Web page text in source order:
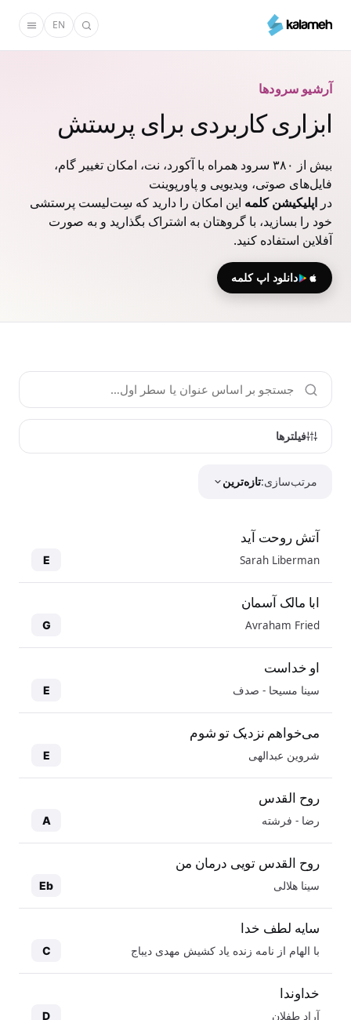
محتوای
EN
آرشیو سرودها
ابزاری کاربردی برای پرستش
بیش از ۳۸۰ سرود همراه با آکورد، نت، امکان تغییر گام،
فایل‌های صوتی، ویدیویی و پاورپوینت
در اپلیکیشن کلمه این امکان را دارید که سِت‌لیست پرستشی
خود را بسازید، با گروهتان به اشتراک بگذارید و به صورت
آفلاین استفاده کنید.
دانلود اپ کلمه
فیلترها
مرتب‌سازی:تازه‌ترین
آتش روحت آید
Sarah Liberman
E
ابا مالک آسمان
Avraham Fried
G
او خداست
سینا مسیحا - صدف E
می‌خواهم نزدیک تو شوم
شروین عبدالهی E
روح القدس
رضا - فرشته A
روح القدس تویی درمان من
سینا هلالی Eb
سایه لطف خدا
با الهام از نامه زنده یاد کشیش مهدی دیباج C
خداوندا
آراد طفلان D